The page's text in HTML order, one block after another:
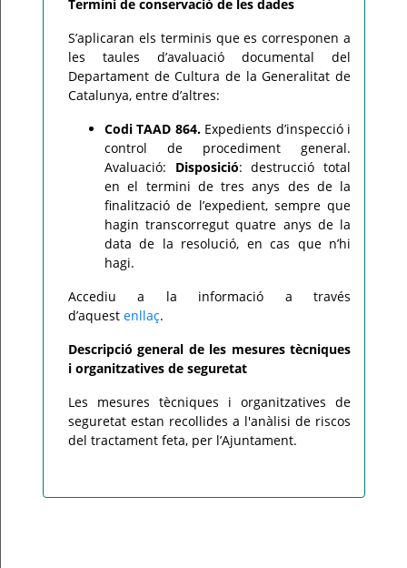
Termini de conservació de les dades
S’aplicaran els terminis que es corresponen a
les taules d’avaluació documental del
Departament de Cultura de la Generalitat de
Catalunya, entre d’altres:
Codi TAAD 864. Expedients d’inspecció i
control de procediment general.
Avaluació: Disposició: destrucció total
en el termini de tres anys des de la
finalització de l’expedient, sempre que
hagin transcorregut quatre anys de la
data de la resolució, en cas que n’hi
hagi.
Accediu a la informació a través
d’aquest enllaç.
Descripció general de les mesures tècniques
i organitzatives de seguretat
Les mesures tècniques i organitzatives de
seguretat estan recollides a l'anàlisi de riscos
del tractament feta, per l’Ajuntament.